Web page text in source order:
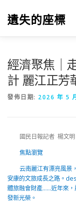
遺失的座標
經濟聚焦｜
計 麗江正芳
發佈日期: 2026 年 5
國民日報記者 楊文
焦點瀏覽
云南麗江有漂亮風景
安康的文旅成長之路。
體旅融會財產……近年來，
發新光榮。